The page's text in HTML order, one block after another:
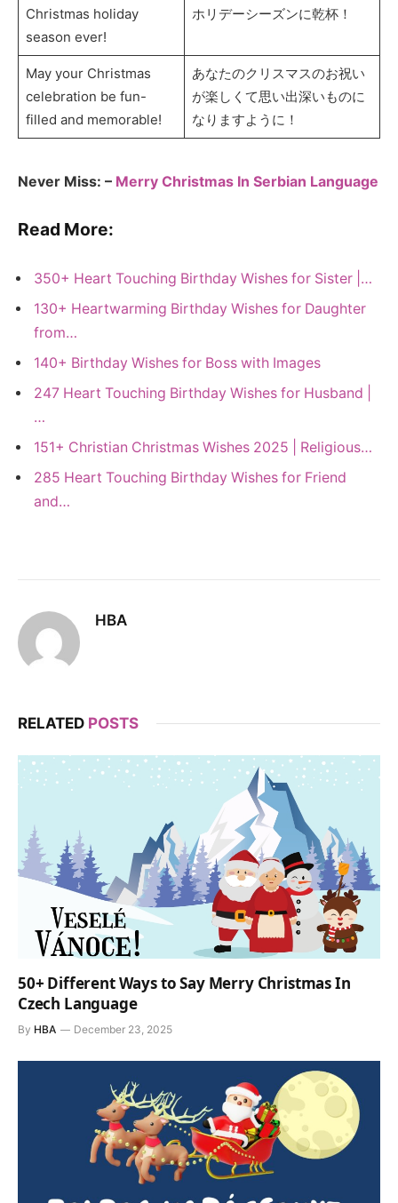
Christmas holiday
season ever!
ホリデーシーズンに乾杯！
May your Christmas
celebration be fun-
filled and memorable!
あなたのクリスマスのお祝い
が楽しくて思い出深いものに
なりますように！
Never Miss: – Merry Christmas In Serbian Language
Read More:
350+ Heart Touching Birthday Wishes for Sister |…
130+ Heartwarming Birthday Wishes for Daughter
from…
140+ Birthday Wishes for Boss with Images
247 Heart Touching Birthday Wishes for Husband |
…
151+ Christian Christmas Wishes 2025 | Religious…
285 Heart Touching Birthday Wishes for Friend
and…
HBA
RELATED POSTS
50+ Different Ways to Say Merry Christmas In
Czech Language
By HBA December 23, 2025